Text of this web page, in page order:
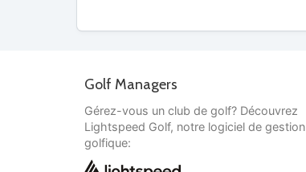
Golf Managers
Gérez-vous un club de golf? Découvrez
Lightspeed Golf, notre logiciel de gestion
golfique: